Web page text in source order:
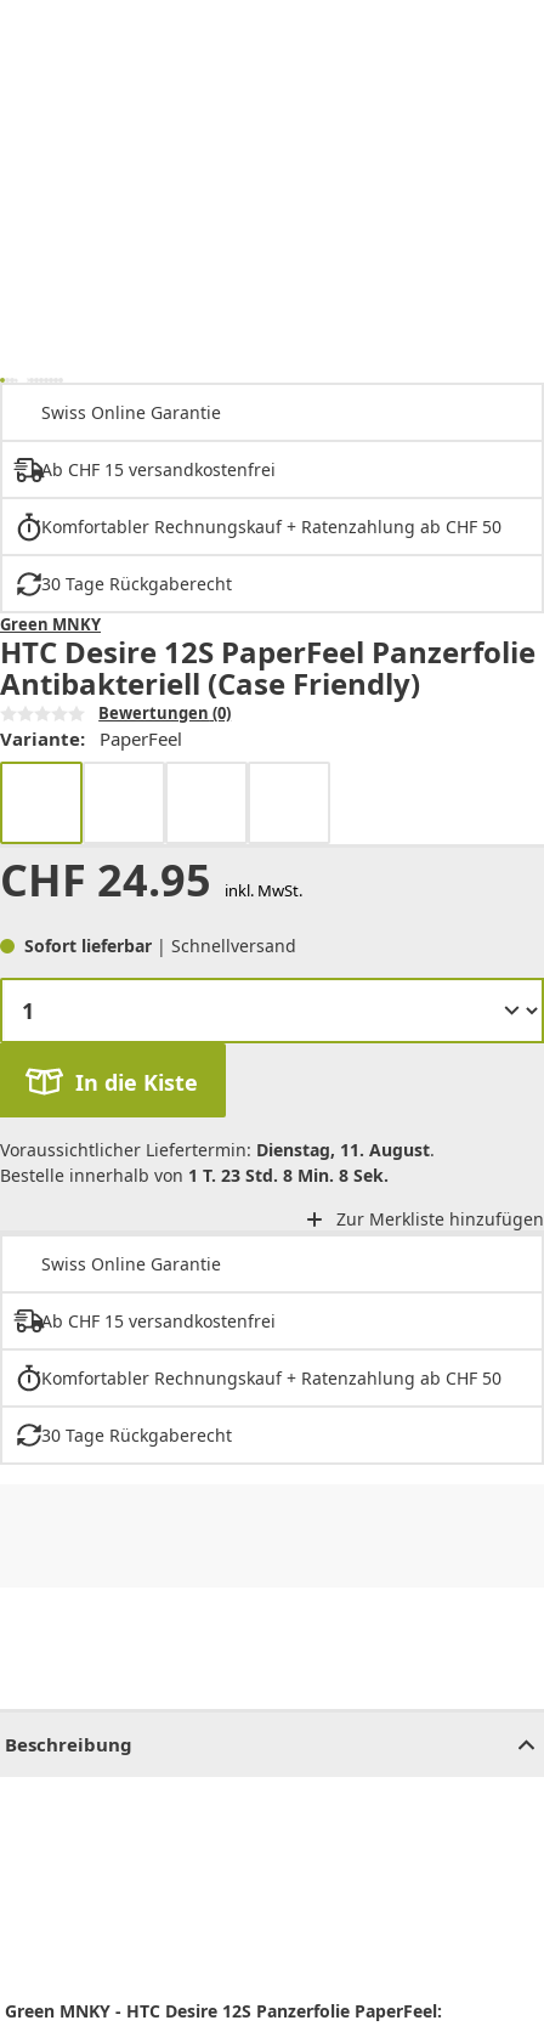
Swiss Online Garantie
Ab CHF 15 versandkostenfrei
Komfortabler Rechnungskauf + Ratenzahlung ab CHF 50
30 Tage Rückgaberecht
Green MNKY
HTC Desire 12S PaperFeel Panzerfolie
Antibakteriell (Case Friendly)
Bewertungen (0)
Variante: PaperFeel
CHF 24.95 inkl. MwSt.
Sofort lieferbar | Schnellversand
In die Kiste
Voraussichtlicher Liefertermin: Dienstag, 11. August.
Bestelle innerhalb von 1 T. 23 Std. 8 Min. 8 Sek.
Zur Merkliste hinzufügen
Swiss Online Garantie
Ab CHF 15 versandkostenfrei
Komfortabler Rechnungskauf + Ratenzahlung ab CHF 50
30 Tage Rückgaberecht
Beschreibung
Green MNKY - HTC Desire 12S Panzerfolie PaperFeel: